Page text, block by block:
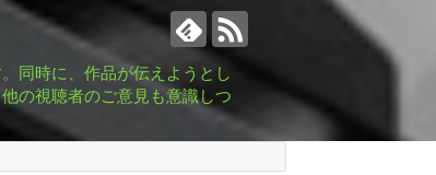
同時に、作品が伝えようとし
の視聴者のご意見も意識しつ